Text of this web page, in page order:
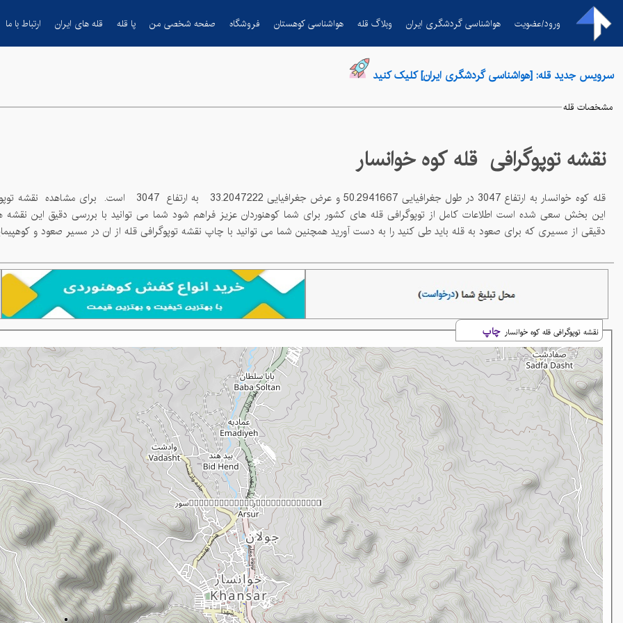
ورود/عضویت هواشناسی گردشگری ایران وبلاگ قله هواشناسی کوهستان فروشگاه صفحه شخصی من پا قله قله های ایران ارتباط با ما
سرویس جدید قله: [هواشناسی گردشگری ایران] کلیک کنید
مشخصات قله
نقشه توپوگرافی قلهکوه خوانسار
قلهکوه خوانسار 3047
50.2941667 و عرض جغرافیایی 33.2047222
3047
این بخش سعی شده است اطلاعات کامل از
دقیقی از مسیری که برای صعود به قله باید طی کنید را به دست آورید همچنین شما می توانید با چاپ نقشه توپوگرافی قله از ان در مسیر صعود و کوهپیمایی خود استفاده کنید
نقشه توپوگرافی قله کوه خوانسار چاپ